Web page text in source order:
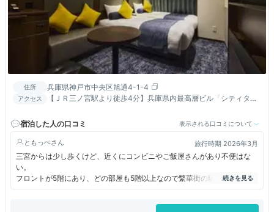
住所 兵庫県神戸市中央区旭通4-1-4
アクセス
【ＪＲ三ノ宮駅より徒歩4分】兵庫県内最高層ビル「シティタワ
近
宿泊した人の口コミ 表示される口コミについて
ともっぺ 旅行時期 2026年3月
三宮からは少し歩くけど、近くにコンビニやご飯屋さんがあり不便はな
い。
フロントが5階にあり、どの部屋も5階以上なので繁華街の騒がしさは感
じないと思う。